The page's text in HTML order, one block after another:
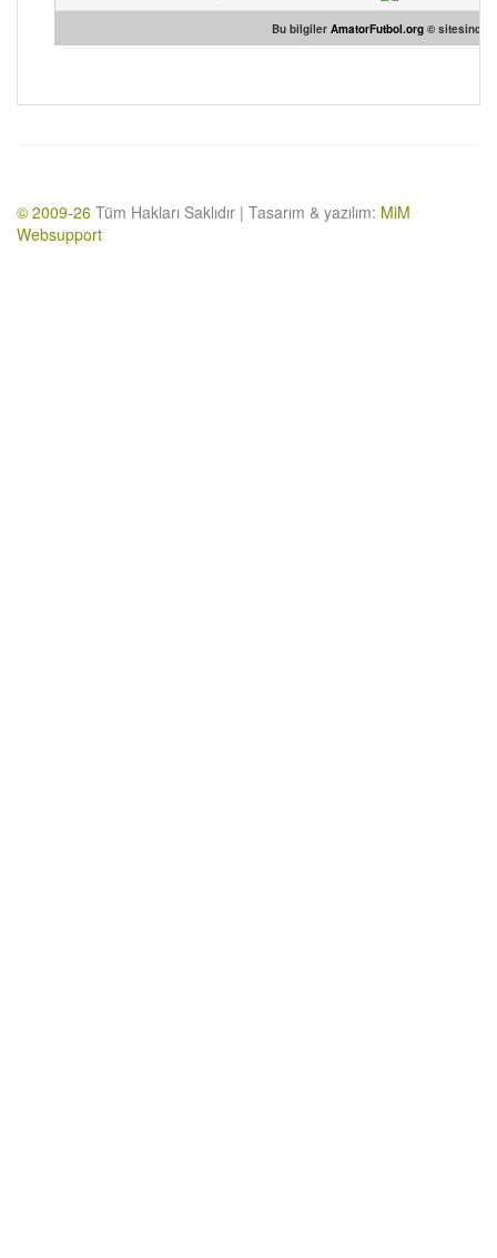
Bu bilgiler AmatorFutbol.org ©
© 2009-26 Tüm Hakları Saklıdır | Tasarım & yazılım: MiM
Websupport